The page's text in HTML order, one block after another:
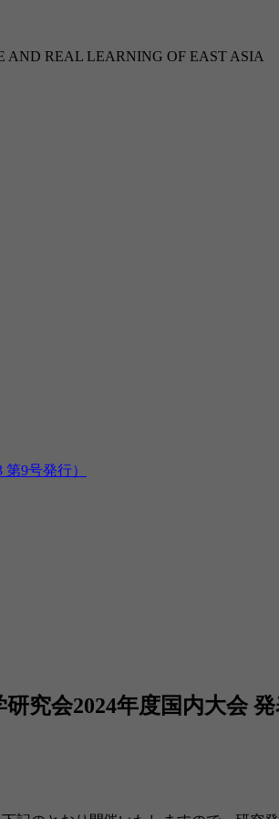
AND REAL LEARNING OF EAST ASIA
9号発行）
研究会2024年度国内大会